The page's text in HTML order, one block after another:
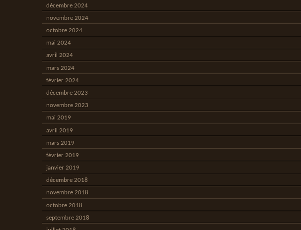
décembre 2024
novembre 2024
octobre 2024
mai 2024
avril 2024
mars 2024
février 2024
décembre 2023
novembre 2023
mai 2019
avril 2019
mars 2019
février 2019
janvier 2019
décembre 2018
novembre 2018
octobre 2018
septembre 2018